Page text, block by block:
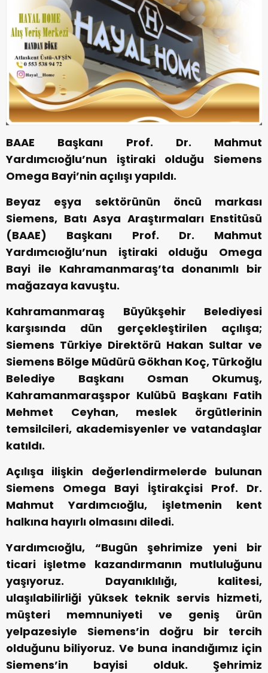
BAAE Başkanı Prof. Dr. Mahmut
Yardımcıoğlu’nun iştiraki olduğu Siemens
Omega Bayi’nin açılışı yapıldı.
Beyaz eşya sektörünün öncü markası
Siemens, Batı Asya Araştırmaları Enstitüsü
(BAAE) Başkanı Prof. Dr. Mahmut
Yardımcıoğlu’nun iştiraki olduğu Omega
Bayi ile Kahramanmaraş’ta donanımlı bir
mağazaya kavuştu.
Kahramanmaraş Büyükşehir Belediyesi
karşısında dün gerçekleştirilen açılışa;
Siemens Türkiye Direktörü Hakan Sultar ve
Siemens Bölge Müdürü Gökhan Koç, Türkoğlu
Belediye Başkanı Osman Okumuş,
Kahramanmaraşspor Kulübü Başkanı Fatih
Mehmet Ceyhan, meslek örgütlerinin
temsilcileri, akademisyenler ve vatandaşlar
katıldı.
Açılışa ilişkin değerlendirmelerde bulunan
Siemens Omega Bayi İştirakçisi Prof. Dr.
Mahmut Yardımcıoğlu, işletmenin kent
halkına hayırlı olmasını diledi.
Yardımcıoğlu, “Bugün şehrimize yeni bir
ticari işletme kazandırmanın mutluluğunu
yaşıyoruz. Dayanıklılığı, kalitesi,
ulaşılabilirliği yüksek teknik servis hizmeti,
müşteri memnuniyeti ve geniş ürün
yelpazesiyle Siemens’in doğru bir tercih
olduğunu biliyoruz. Ve buna inandığımız için
Siemens’in bayisi olduk. Şehrimiz